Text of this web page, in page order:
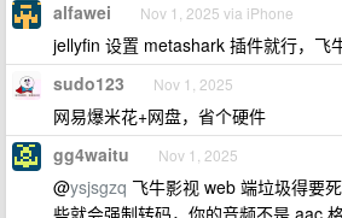
alfawei Nov 1, 2025 via iPhone
jellyfin 设置 metashark 插件就行，飞
sudo123 Nov 1, 2025
网易爆米花+网盘，省个硬件
gg4waitu Nov 1, 2025
@ysjsgzq 飞牛影视 web 端垃圾得要
些就会强制转码，你的音频不是 aac